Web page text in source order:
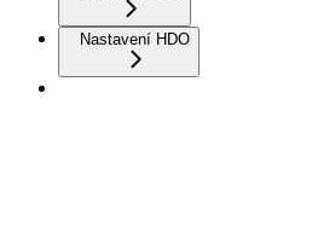
Nastavení HDO